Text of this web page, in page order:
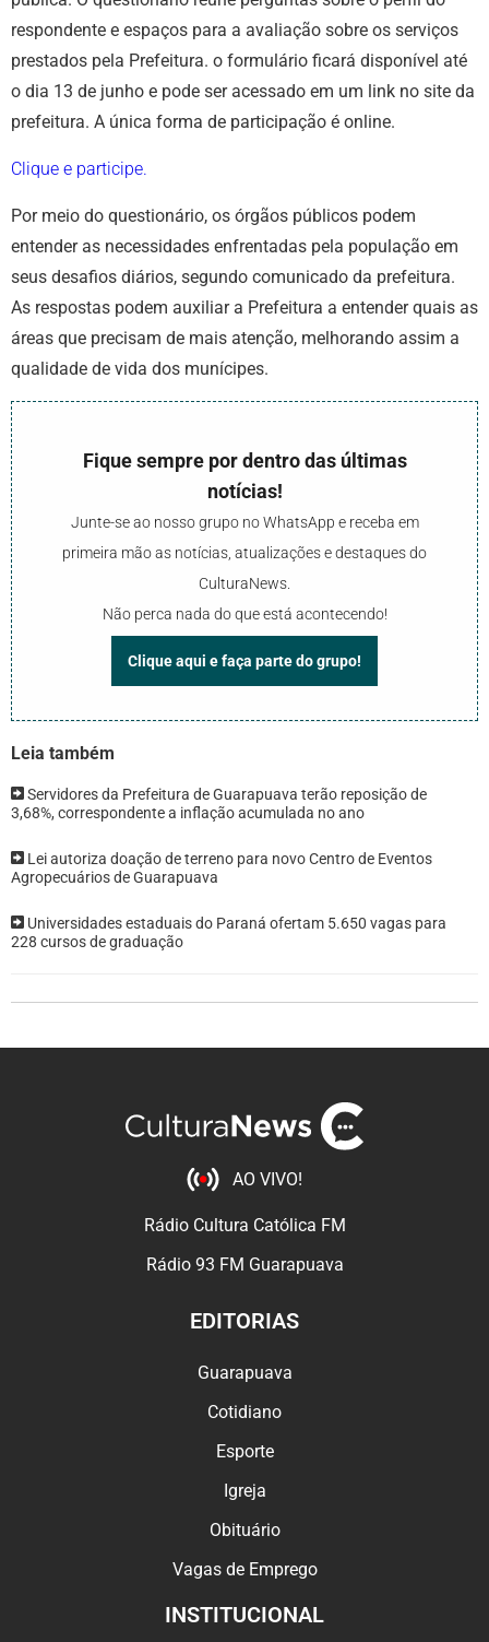
respondente e espaços para a avaliação sobre os serviços
prestados pela Prefeitura. o formulário ficará disponível até
o dia 13 de junho e pode ser acessado em um link no site da
prefeitura. A única forma de participação é online.
Clique e participe.
Por meio do questionário, os órgãos públicos podem
entender as necessidades enfrentadas pela população em
seus desafios diários, segundo comunicado da prefeitura.
As respostas podem auxiliar a Prefeitura a entender quais as
áreas que precisam de mais atenção, melhorando assim a
qualidade de vida dos munícipes.
Fique sempre por dentro das últimas
notícias!
Junte-se ao nosso grupo no WhatsApp e receba em
primeira mão as notícias, atualizações e destaques do
CulturaNews.
Não perca nada do que está acontecendo!
Clique aqui e faça parte do grupo!
Leia também
Servidores da Prefeitura de Guarapuava terão reposição de
3,68%, correspondente a inflação acumulada no ano
Lei autoriza doação de terreno para novo Centro de Eventos
Agropecuários de Guarapuava
Universidades estaduais do Paraná ofertam 5.650 vagas para
228 cursos de graduação
AO VIVO!
Rádio Cultura Católica FM
Rádio 93 FM Guarapuava
EDITORIAS
Guarapuava
Cotidiano
Esporte
Igreja
Obituário
Vagas de Emprego
INSTITUCIONAL